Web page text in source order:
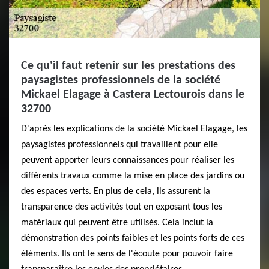
Ce qu'il faut retenir sur les prestations des
paysagistes professionnels de la société
Mickael Elagage à Castera Lectourois dans le
32700
D'après les explications de la société Mickael Elagage, les
paysagistes professionnels qui travaillent pour elle
peuvent apporter leurs connaissances pour réaliser les
différents travaux comme la mise en place des jardins ou
des espaces verts. En plus de cela, ils assurent la
transparence des activités tout en exposant tous les
matériaux qui peuvent être utilisés. Cela inclut la
démonstration des points faibles et les points forts de ces
éléments. Ils ont le sens de l'écoute pour pouvoir faire